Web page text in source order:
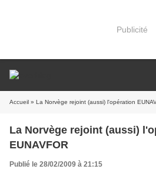
Publicité
Accueil » La Norvège rejoint (aussi) l'opération
La Norvège rejoint (aussi)
EUNAVFOR
Publié le 28/02/2009 à 21:15